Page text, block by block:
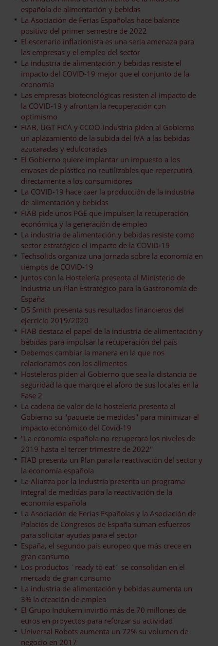
española de alimentación y bebidas
La Asociación de Ferias Españolas hace balance
positivo del primer semestre de 2022
El escenario inflacionista es una seria amenaza para
las empresas y el empleo del sector
La industria de alimentación y bebidas resiste el
impacto del COVID-19 mejor que el conjunto de la
economía
Las empresas biotecnológicas resisten al impacto de
la COVID-19 y afrontan la recuperación con
optimismo
FIAB, UGT FICA y CCOO-Industria piden al Gobierno
un aplazamiento de la subida del IVA a las bebidas
azucaradas y edulcoradas
El Gobierno quiere implantar un impuesto a los
envases de plástico no reutilizables que repercutirá
directamente a los consumidores
La COVID-19 hace caer la producción de la industria
de alimentación y bebidas
FIAB pide unos PGE que impulsen la recuperación
económica y la generación de empleo
La industria de alimentación y bebidas resiste como
sector estratégico el impacto de la COVID-19
Techsolids organiza una jornada sobre la economía en
tiempos de COVID-19
Juntos con la Hostelería presenta al Ministerio de
Industria un Plan Estratégico para la Gastronomía de
España
DS Smith presenta sus resultados financieros del
ejercicio 2019/2020
FIAB destaca el papel de la industria de alimentación y
bebidas para impulsar la recuperación del país
Debemos cambiar la manera en la que nos
relacionamos con los alimentos
Hosteleros piden al Gobierno que sea la distancia de
seguridad la que marque el aforo de sus locales en la
Fase 2
La cadena de valor de la hostelería presenta al
Gobierno su "paquete de medidas" para minimizar el
impacto económico del Covid-19
"La economía española no recuperará los niveles de
2019 hasta el tercer trimestre de 2022"
FIAB presenta un Plan para la reactivación del sector y
la economía española
La Alianza por la Industria presenta un programa
integral de medidas para la reactivación de la
economía española
La Asociación de Ferias Españolas y la Asociación de
Palacios de Congresos de España suman esfuerzos
para solicitar ayudas para el sector
España, el segundo país europeo que más crece en
gran consumo
Los productos ´ready to eat´ se consolidan en el
mercado de gran consumo
La industria de alimentación y bebidas aumenta un
3% la creación de empleo
El Grupo Indukern invirtió más de 70 millones de
euros en proyectos para reforzar su actividad
Universal Robots aumenta un 72% su volumen de
negocio en 2017